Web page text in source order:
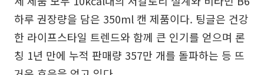
하루 권장량을 담은 350ml 캔 제품이다. 팅글은 건강
한 라이프스타일 트렌드와 함께 큰 인기를 얻으며 론
칭 1년 만에 누적 판매량 357만 개를 돌파하는 등 뜨